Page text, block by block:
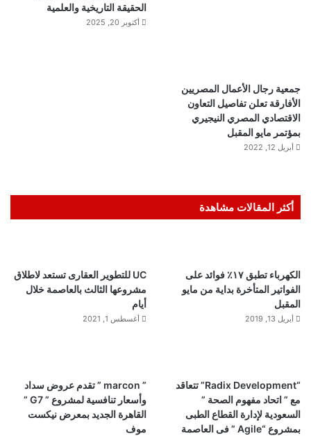
الحقيقة التاريخية والعلمية
أكتوبر 20, 2025
جمعية رجال الأعمال المصريين
الأفارقة تعلن تفاصيل التعاون
الاقتصادي المصري النيجيري
بمؤتمر مايو المقبل
أبريل 12, 2022
أكثر المقالات مشاهدة
الكهرباء تطبق ١٧٪ فوائد على
الفواتير المتأخرة بداية من مايو
المقبل
أبريل 13, 2019
UC للتطوير العقارى تستعد لاطلاق
مشروعها الثالث بالعاصمة خلال
أيام
أغسطس 1, 2021
“Radix Development” تتعاقد
مع ” اتحاد مفهوم الصحة ”
السعودية لإدارة القطاع الطبى
بمشروع “Agile ” فى العاصمة
” marcon ” تقدم عروض سداد
وأسعار تنافسية لمشروع ” G7 ”
القاهرة الجديد بمعرض نيكست
موف